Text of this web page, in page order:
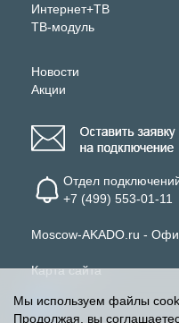
Интернет+ТВ
ТВ-модуль
Новости
Акции
Отдел
+7 (499) 553-01-11
Moscow-AKADO.ru -
Карта сайта
Мы используем файлы
Продолжая, вы